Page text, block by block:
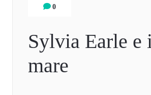
0
Sylvia Earle e
mare